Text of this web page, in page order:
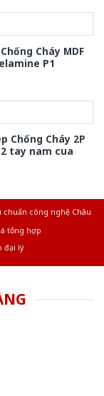
Cháy MDF
P1
Chống Cháy 2P
tay nam cua
công nghệ Châu
tổng hợp
đại lý